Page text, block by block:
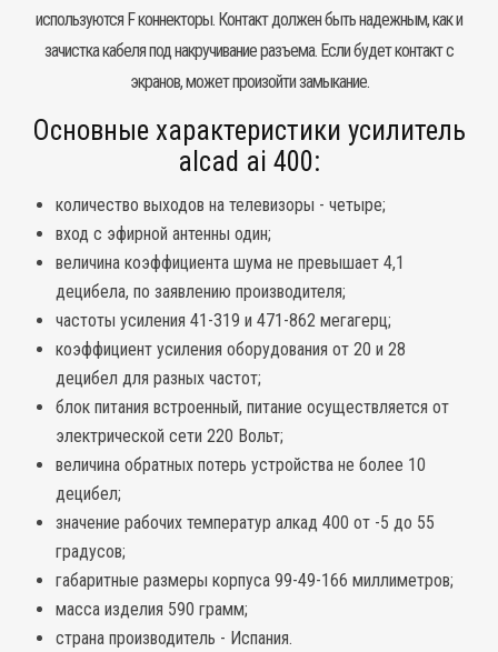
используются F коннекторы. Контакт должен быть надежным, как и
зачистка кабеля под накручивание разъема. Если будет контакт с
экранов, может произойти замыкание.
Основные характеристики усилитель
alcad ai 400:
количество выходов на телевизоры - четыре;
вход с эфирной антенны один;
величина коэффициента шума не превышает 4,1
децибела, по заявлению производителя;
частоты усиления 41-319 и 471-862 мегагерц;
коэффициент усиления оборудования от 20 и 28
децибел для разных частот;
блок питания встроенный, питание осуществляется от
электрической сети 220 Вольт;
величина обратных потерь устройства не более 10
децибел;
значение рабочих температур алкад 400 от -5 до 55
градусов;
габаритные размеры корпуса 99-49-166 миллиметров;
масса изделия 590 грамм;
страна производитель - Испания.